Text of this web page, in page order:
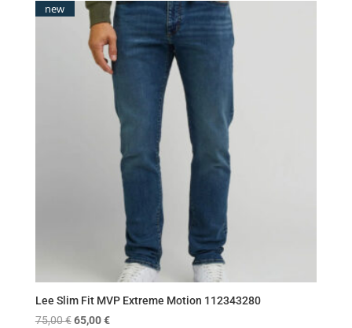
75,00 €. είναι:
60,00 €.
new
Lee Slim Fit MVP Extreme Motion 112343280
75,00€ Original
65,00€Η